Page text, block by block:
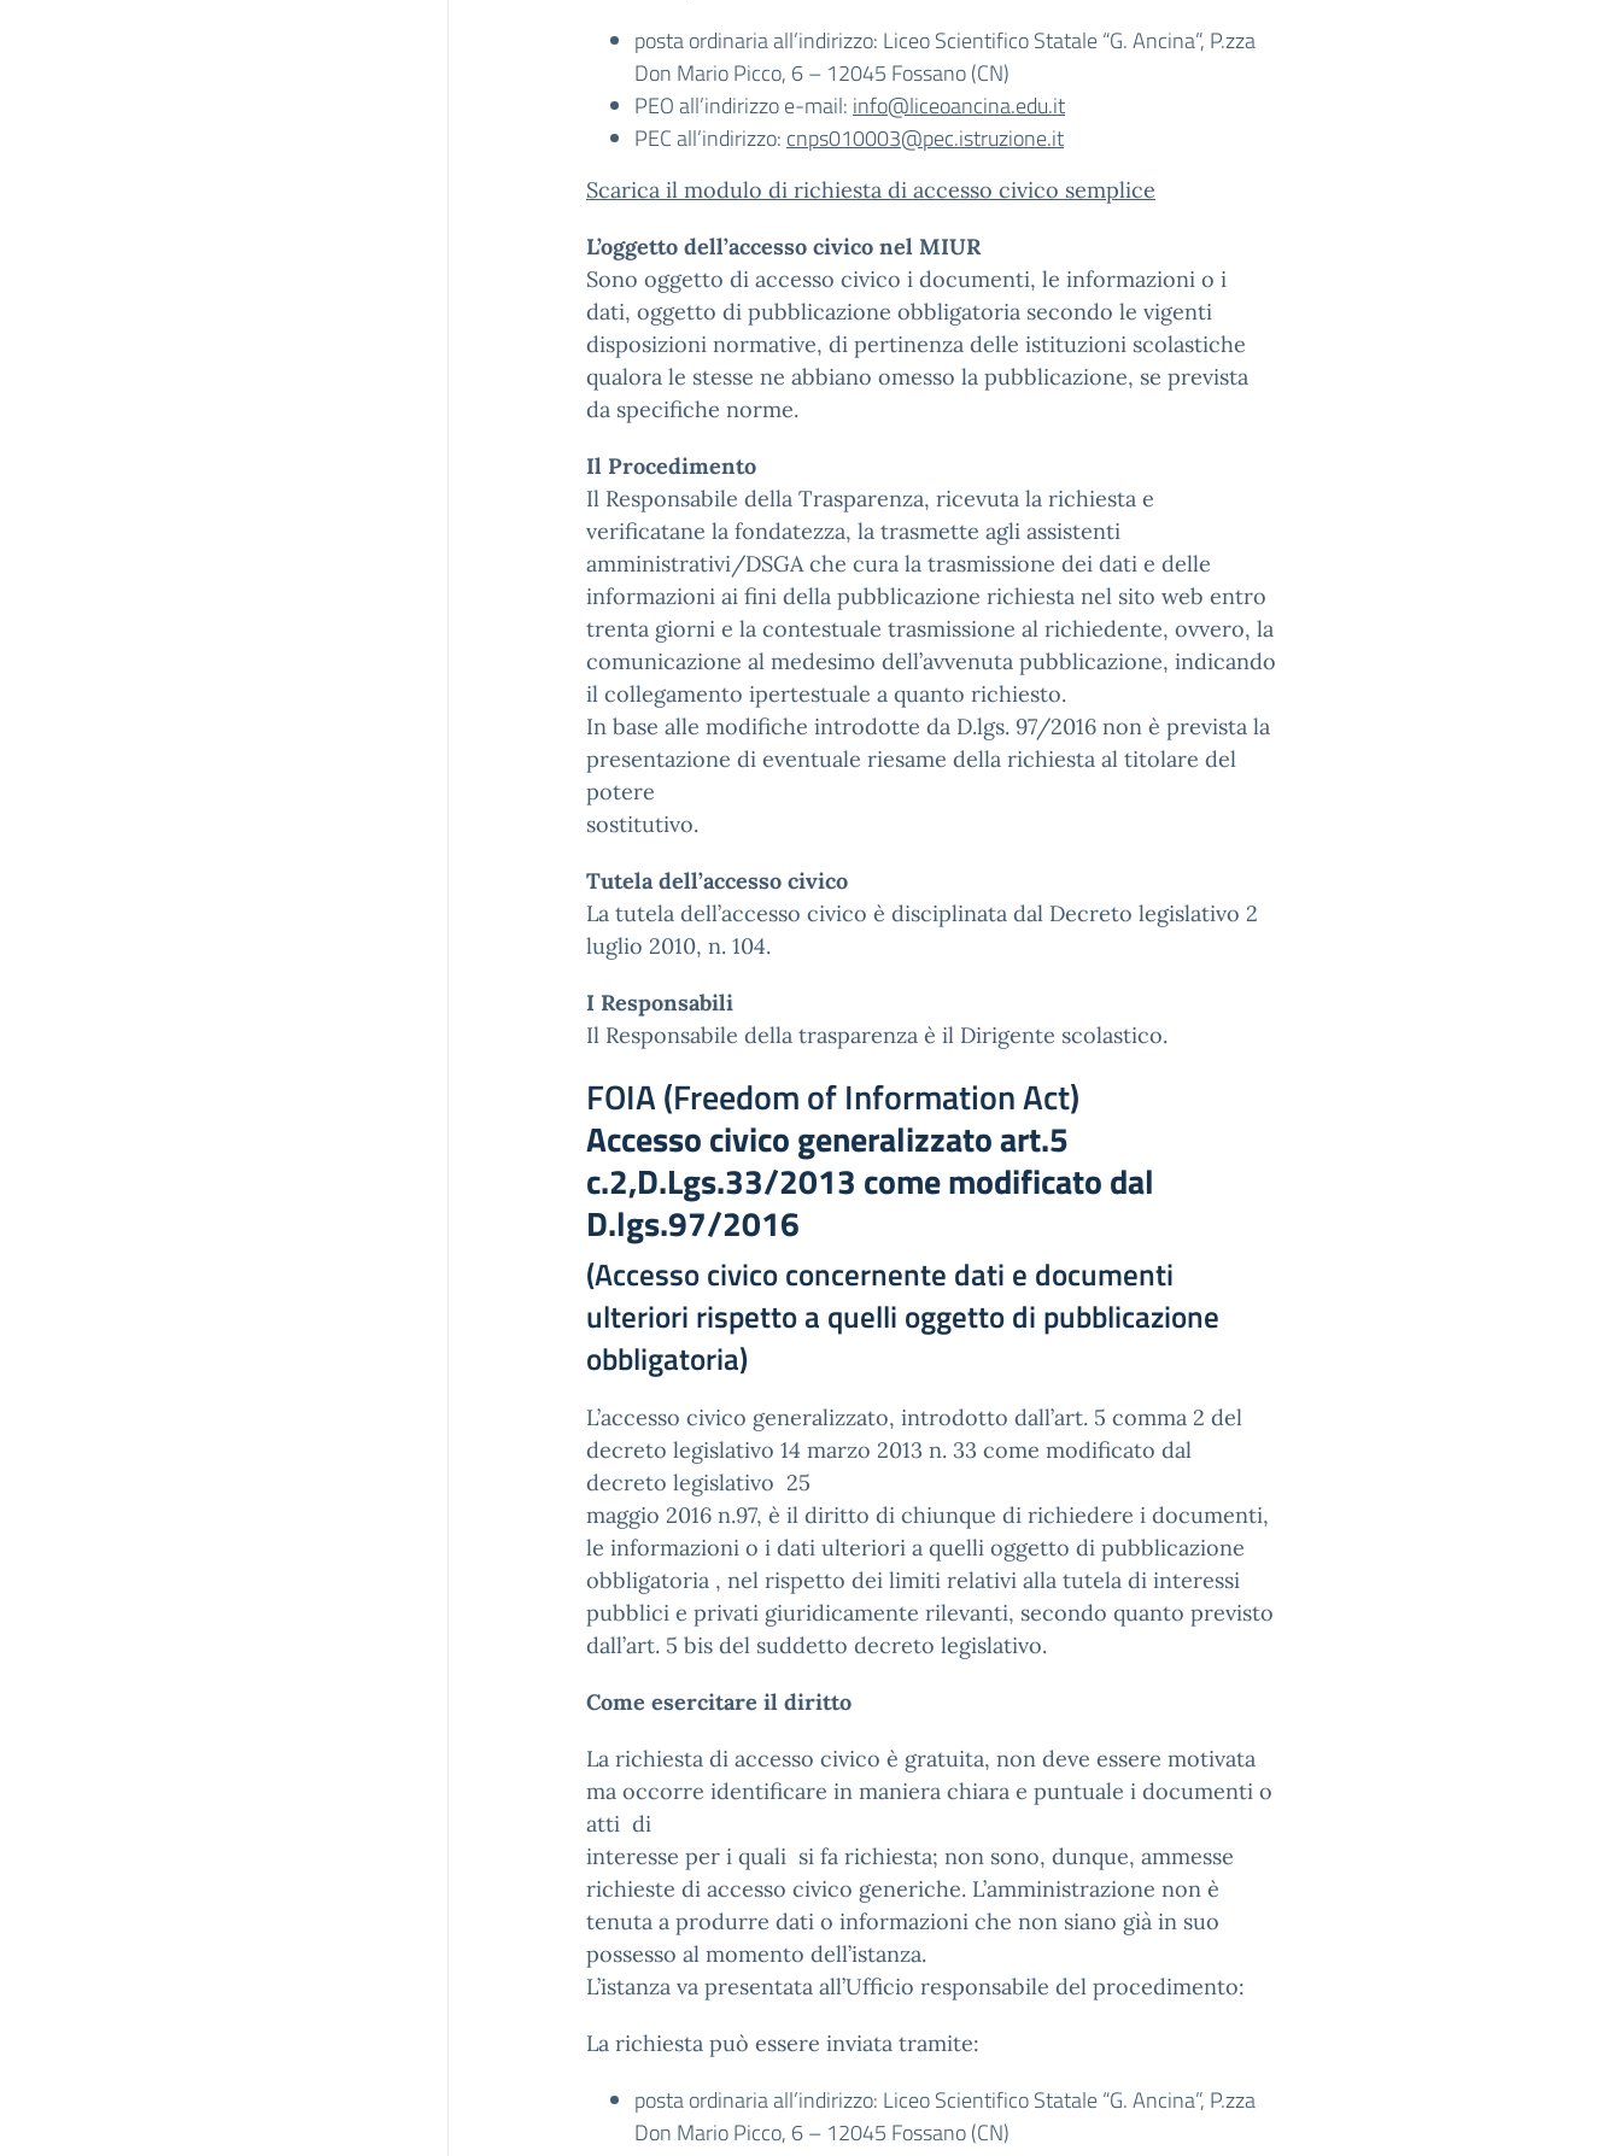
posta ordinaria all’indirizzo: Liceo Scientifico Statale “G. Ancina”, P.zza
Don Mario Picco, 6 – 12045 Fossano (CN)
PEO all’indirizzo e-mail: info@liceoancina.edu.it
PEC all’indirizzo: cnps010003@pec.istruzione.it
Scarica il modulo di richiesta di accesso civico semplice
L’oggetto dell’accesso civico nel MIUR
Sono oggetto di accesso civico i documenti, le informazioni o i
dati, oggetto di pubblicazione obbligatoria secondo le vigenti
disposizioni normative, di pertinenza delle istituzioni scolastiche
qualora le stesse ne abbiano omesso la pubblicazione, se prevista
da specifiche norme.
Il Procedimento
Il Responsabile della Trasparenza, ricevuta la richiesta e
verificatane la fondatezza, la trasmette agli assistenti
amministrativi/DSGA che cura la trasmissione dei dati e delle
informazioni ai fini della pubblicazione richiesta nel sito web entro
trenta giorni e la contestuale trasmissione al richiedente, ovvero, la
comunicazione al medesimo dell’avvenuta pubblicazione, indicando
il collegamento ipertestuale a quanto richiesto.
In base alle modifiche introdotte da D.lgs. 97/2016 non è prevista la
presentazione di eventuale riesame della richiesta al titolare del
potere
sostitutivo.
Tutela dell’accesso civico
La tutela dell’accesso civico è disciplinata dal Decreto legislativo 2
luglio 2010, n. 104.
I Responsabili
Il Responsabile della trasparenza è il Dirigente scolastico.
FOIA (Freedom of Information Act)
Accesso civico generalizzato art.5
c.2,D.Lgs.33/2013 come modificato dal
D.lgs.97/2016
(Accesso civico concernente dati e documenti
ulteriori rispetto a quelli oggetto di pubblicazione
obbligatoria)
L’accesso civico generalizzato, introdotto dall’art. 5 comma 2 del
decreto legislativo 14 marzo 2013 n. 33 come modificato dal
decreto legislativo 25
maggio 2016 n.97, è il diritto di chiunque di richiedere i documenti,
le informazioni o i dati ulteriori a quelli oggetto di pubblicazione
obbligatoria , nel rispetto dei limiti relativi alla tutela di interessi
pubblici e privati giuridicamente rilevanti, secondo quanto previsto
dall’art. 5 bis del suddetto decreto legislativo.
Come esercitare il diritto
La richiesta di accesso civico è gratuita, non deve essere motivata
ma occorre identificare in maniera chiara e puntuale i documenti o
atti di
interesse per i quali si fa richiesta; non sono, dunque, ammesse
richieste di accesso civico generiche. L’amministrazione non è
tenuta a produrre dati o informazioni che non siano già in suo
possesso al momento dell’istanza.
L’istanza va presentata all’Ufficio responsabile del procedimento:
La richiesta può essere inviata tramite:
posta ordinaria all’indirizzo: Liceo Scientifico Statale “G. Ancina”, P.zza
Don Mario Picco, 6 – 12045 Fossano (CN)